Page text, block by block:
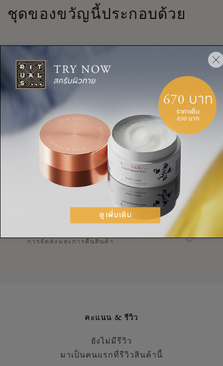
ชุดของขวัญนี้ประกอบด้วย
fragrance sticks 250ml + a refill 500ml
คำอธิบาย
การจัดส่งและการคืนสินค้า
คะแนน & รีวิว
ยังไม่มีรีวิว
มาเป็นคนแรกที่รีวิวสินค้านี้